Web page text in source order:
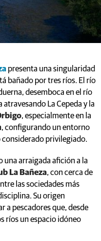
presenta una singularidad
bañado por tres ríos. El río
desemboca en el río
atravesando La Cepeda y la
, especialmente en la
, configurando un entorno
privilegiado.
una arraigada afición a la
La Bañeza, con cerca de
las sociedades más
Su origen
a pescadores que, desde
ríos un espacio idóneo